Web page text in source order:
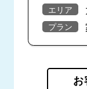
エリア
プラン
お